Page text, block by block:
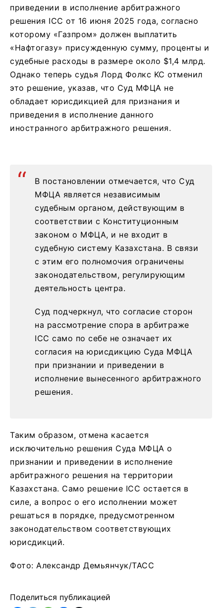
приведении в исполнение арбитражного
решения ICC от 16 июня 2025 года, согласно
которому «Газпром» должен выплатить
«Нафтогазу» присужденную сумму, проценты и
судебные расходы в размере около $1,4 млрд.
Однако теперь судья Лорд Фолкс KC отменил
это решение, указав, что Суд МФЦА не
обладает юрисдикцией для признания и
приведения в исполнение данного
иностранного арбитражного решения.
В постановлении отмечается, что Суд
МФЦА является независимым
судебным органом, действующим в
соответствии с Конституционным
законом о МФЦА, и не входит в
судебную систему Казахстана. В связи
с этим его полномочия ограничены
законодательством, регулирующим
деятельность центра.
Суд подчеркнул, что согласие сторон
на рассмотрение спора в арбитраже
ICC само по себе не означает их
согласия на юрисдикцию Суда МФЦА
при признании и приведении в
исполнение вынесенного арбитражного
решения.
Таким образом, отмена касается
исключительно решения Суда МФЦА о
признании и приведении в исполнение
арбитражного решения на территории
Казахстана. Само решение ICC остается в
силе, а вопрос о его исполнении может
решаться в порядке, предусмотренном
законодательством соответствующих
юрисдикций.
Фото: Александр Демьянчук/ТАСС
Поделиться публикацией